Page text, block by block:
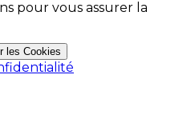
pour vous assurer la
les Cookies